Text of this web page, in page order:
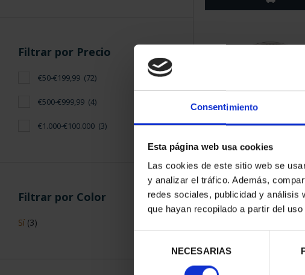
Consentimiento
Esta página web usa cookies
Las cookies de este sitio web se
y analizar el tráfico. Además,
redes sociales, publicidad y análisis
que hayan recopilado a partir del
consentimiento
NECESARIAS
Filtrar por Precio
€50-€199,99 (72)
€500-€999,99 (4)
€1.000-€100.000 (3)
Filtrar por Color
Sí (3)
ÁVILA
73,00 €